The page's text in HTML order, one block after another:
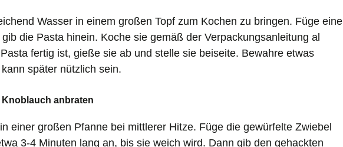
Wasser in einem großen Topf zum Kochen zu bringen. Füge eine
die Pasta hinein. Koche sie gemäß der Verpackungsanleitung al
fertig ist, gieße sie ab und stelle sie beiseite. Bewahre etwas
später nützlich sein.
anbraten
einer großen Pfanne bei mittlerer Hitze. Füge die gewürfelte Zwiebel
3-4 Minuten lang an, bis sie weich wird. Dann gib den gehackten